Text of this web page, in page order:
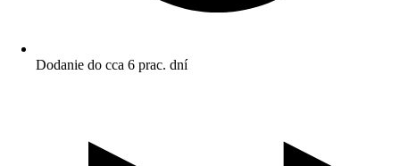
Dodanie do cca 6 prac. dní